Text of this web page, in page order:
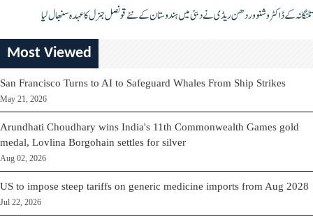
تلنگانہ کے ڈاکٹر وشنو وردھن ریڈی نے دبئی میں ہندوستان کے نئے قونصل جنرل کا عہدہ سنبھال لیا
Most Viewed
San Francisco Turns to AI to Safeguard Whales From Ship Strikes
May 21, 2026
Arundhati Choudhary wins India's 11th Commonwealth Games gold
medal, Lovlina Borgohain settles for silver
Aug 02, 2026
US to impose steep tariffs on generic medicine imports from Aug 2028
Jul 22, 2026